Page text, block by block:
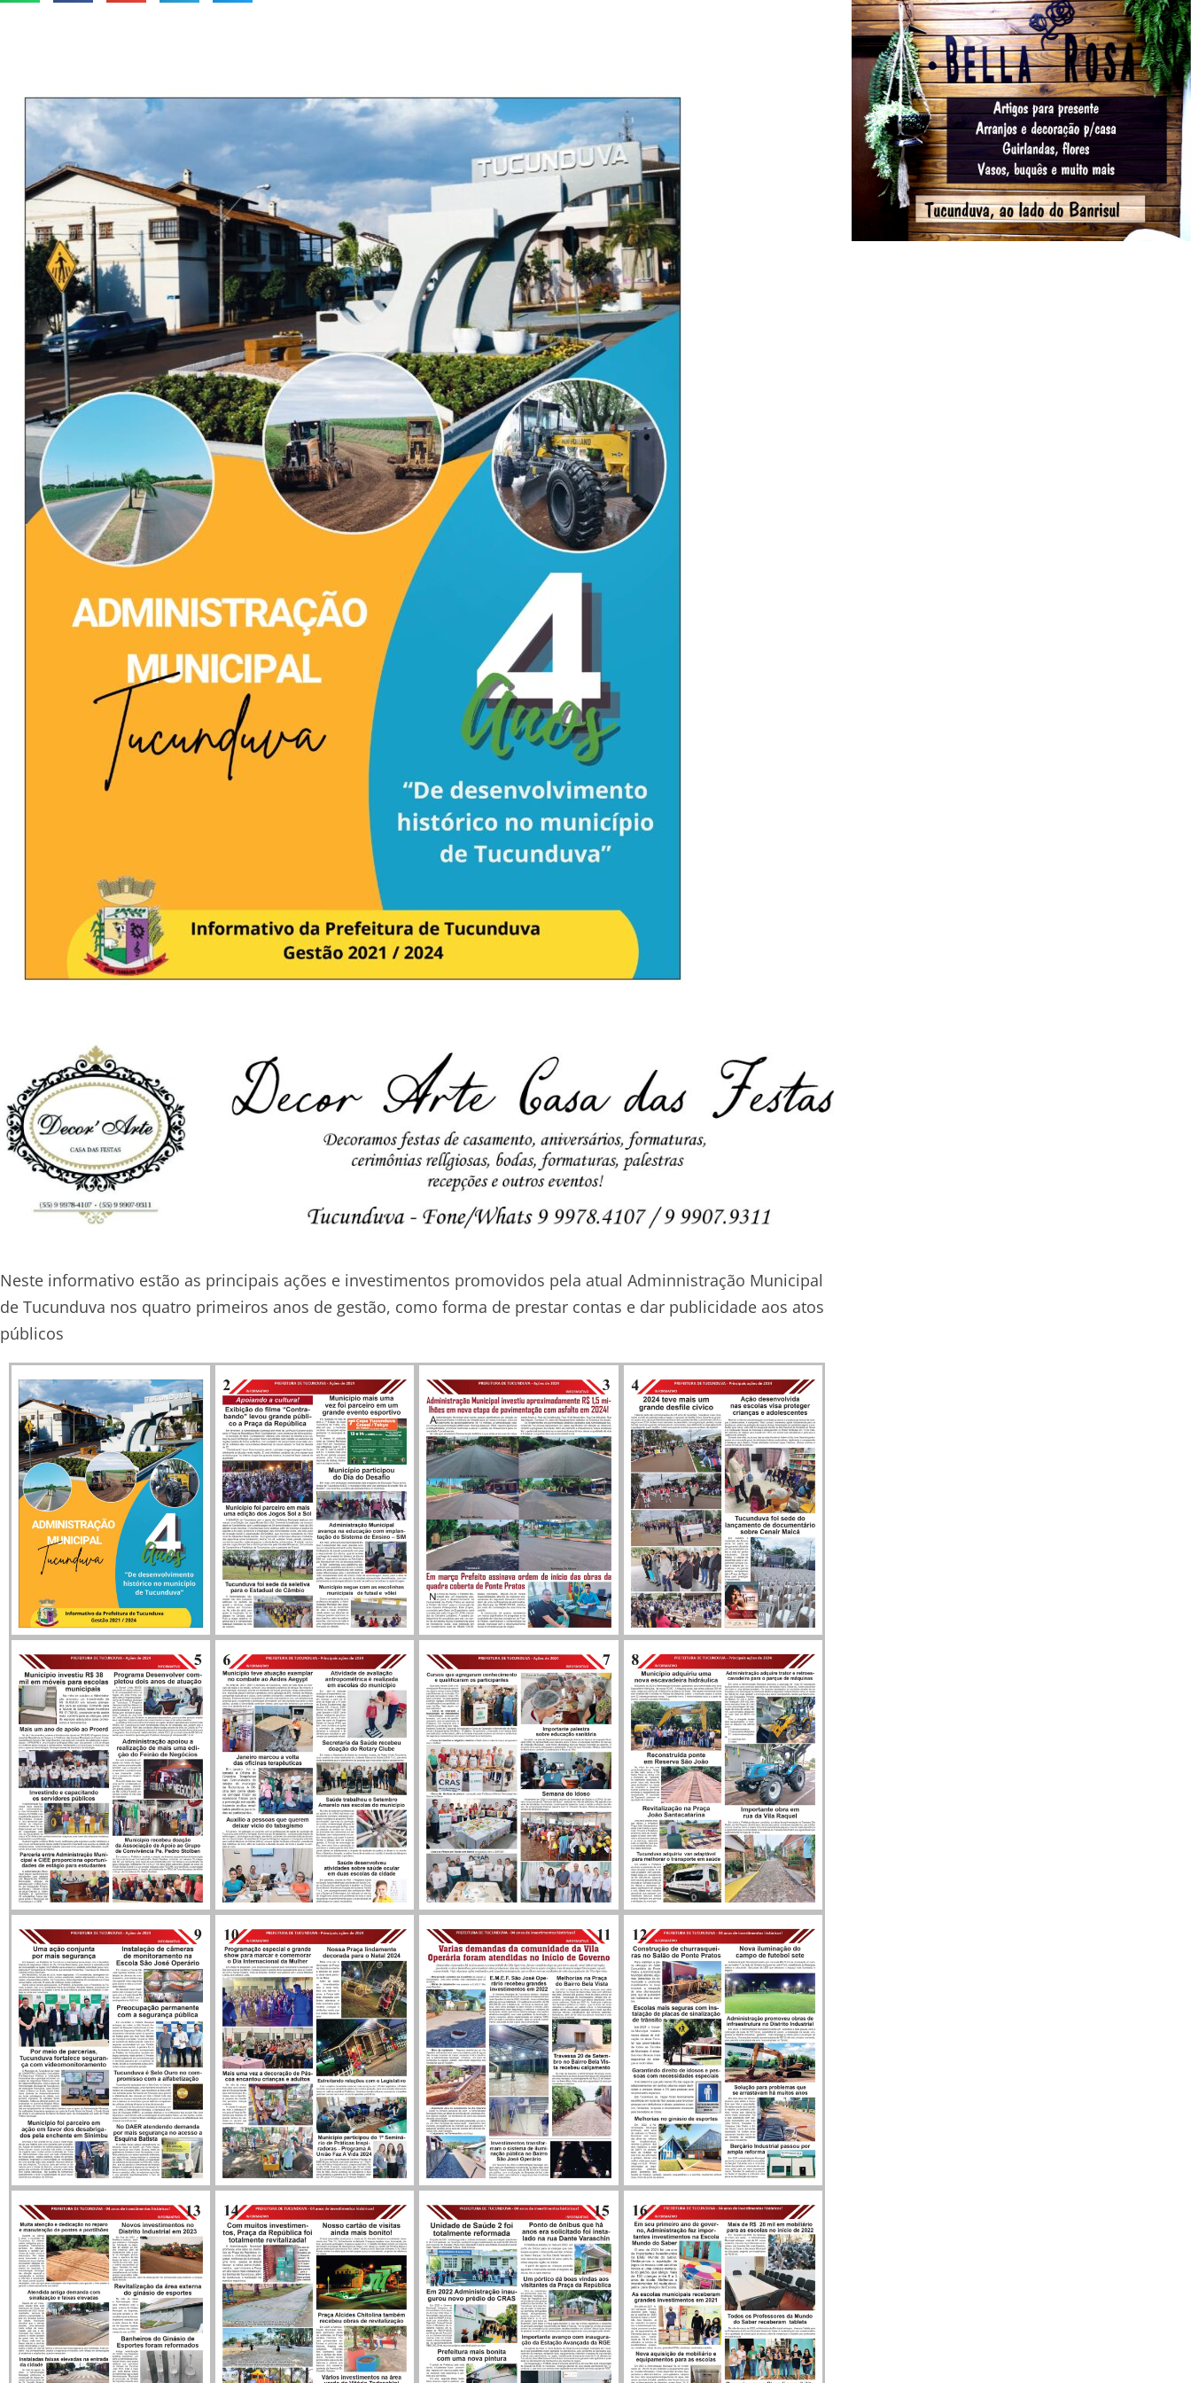
Neste informativo estão as principais ações e investimentos promovidos pela atual Adminnistração Municipal
de Tucunduva nos quatro primeiros anos de gestão, como forma de prestar contas e dar publicidade aos atos
públicos